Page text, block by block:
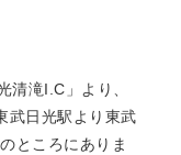
清滝I.C」より、
武日光駅より東武
ところにありま